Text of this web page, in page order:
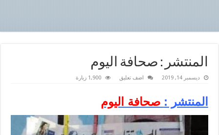
المنتشر : صحافة اليوم
ديسمبر 14, 2019 اضف تعليق 1,900 زيارة
المنتشر : صحافة اليوم